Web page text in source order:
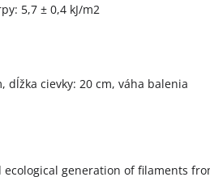
5,7 ± 0,4 kJ/m2
dĺžka cievky: 20 cm, váha balenia
ecological generation of filaments